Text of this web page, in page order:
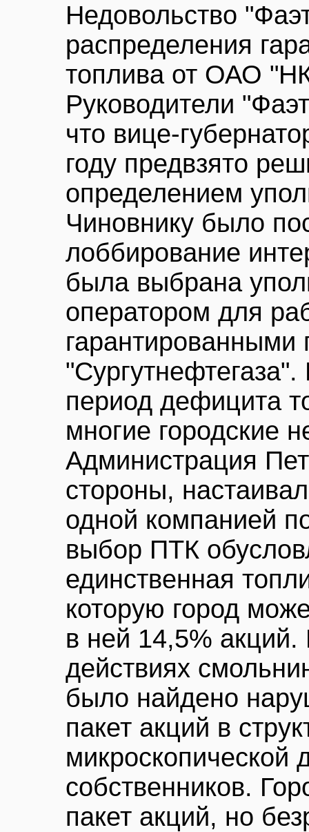
Недовольство
распределения
топлива от ОАО
Руководители
что вице-
году предвзято
определением
Чиновнику было
лоббирование
была выбрана
оператором для
гарантированными
период дефицита
многие городские
Администрация
стороны,
одной компанией
выбор ПТК
единственная
которую город
в ней 14,5%
действиях
было найдено
пакет акций в
микроскопической
собственников.
пакет акций, но